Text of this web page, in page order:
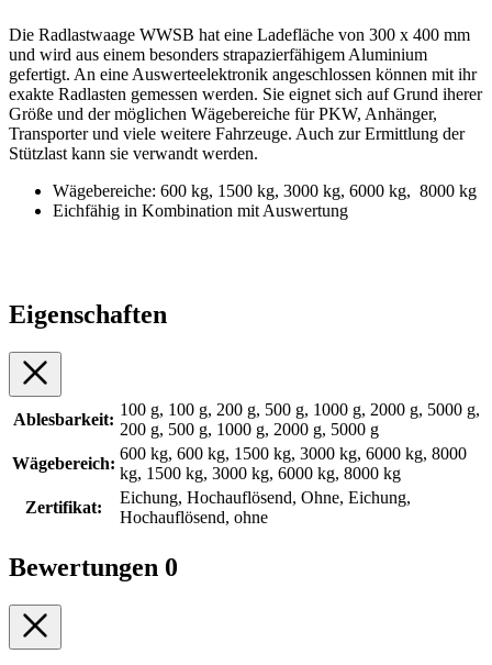
Die Radlastwaage WWSB hat eine Ladefläche von 300 x 400 mm
und wird aus einem besonders strapazierfähigem Aluminium
gefertigt. An eine Auswerteelektronik angeschlossen können mit ihr
exakte Radlasten gemessen werden. Sie eignet sich auf Grund iherer
Größe und der möglichen Wägebereiche für PKW, Anhänger,
Transporter und viele weitere Fahrzeuge. Auch zur Ermittlung der
Stützlast kann sie verwandt werden.
Wägebereiche: 600 kg, 1500 kg, 3000 kg, 6000 kg, 8000 kg
Eichfähig in Kombination mit Auswertung
Eigenschaften
Ablesbarkeit:
100 g, 100 g, 200 g, 500 g, 1000 g, 2000 g, 5000 g,
200 g, 500 g, 1000 g, 2000 g, 5000 g
Wägebereich:
600 kg, 600 kg, 1500 kg, 3000 kg, 6000 kg, 8000
kg, 1500 kg, 3000 kg, 6000 kg, 8000 kg
Zertifikat:
Eichung, Hochauflösend, Ohne, Eichung,
Hochauflösend, ohne
Bewertungen 0